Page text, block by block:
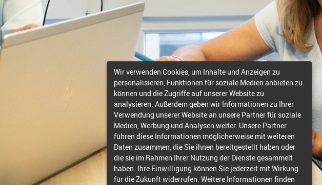
Wir verwenden Cookies, um Inhalte und Anzeigen zu
personalisieren, Funktionen für soziale Medien anbieten zu
können und die Zugriffe auf unserer Website zu
analysieren. Außerdem geben wir Informationen zu Ihrer
Verwendung unserer Website an unsere Partner für soziale
Medien, Werbung und Analysen weiter. Unsere Partner
führen diese Informationen möglicherweise mit weiteren
Daten zusammen, die Sie ihnen bereitgestellt haben oder
die sie im Rahmen Ihrer Nutzung der Dienste gesammelt
haben. Ihre Einwilligung können Sie jederzeit mit Wirkung
für die Zukunft widerrufen. Weitere Informationen finden